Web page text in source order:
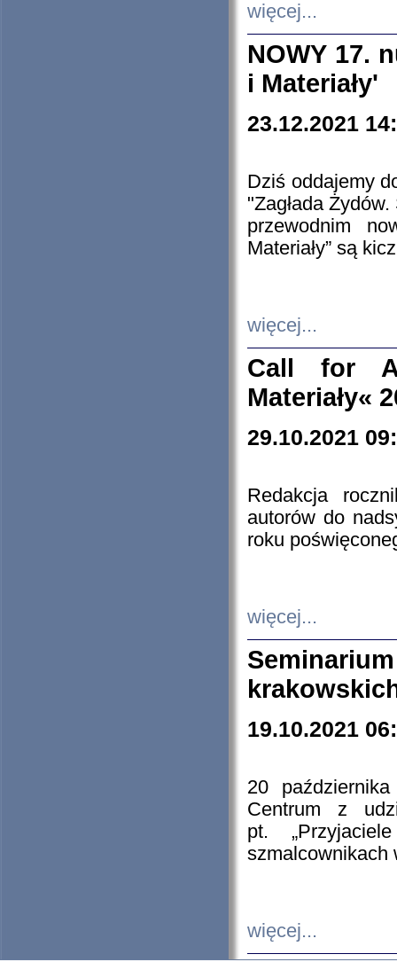
więcej...
NOWY 17.
i Materiały'
23.12.2021
Dziś oddajemy
"Zagłada
przewodnim
Materiały” są
więcej...
Call for
Materiały«
29.10.2021
Redakcja
autorów do
roku
więcej...
19.10.2021
20
Centrum z
pt.
szmalcownikach
więcej...